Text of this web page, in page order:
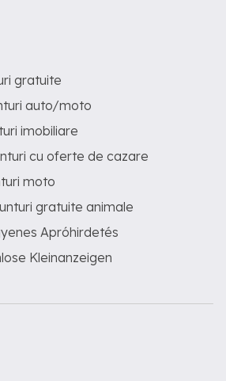
gratuite
auto/moto
imobiliare
cu oferte de cazare
moto
gratuite animale
Apróhirdetés
Kleinanzeigen